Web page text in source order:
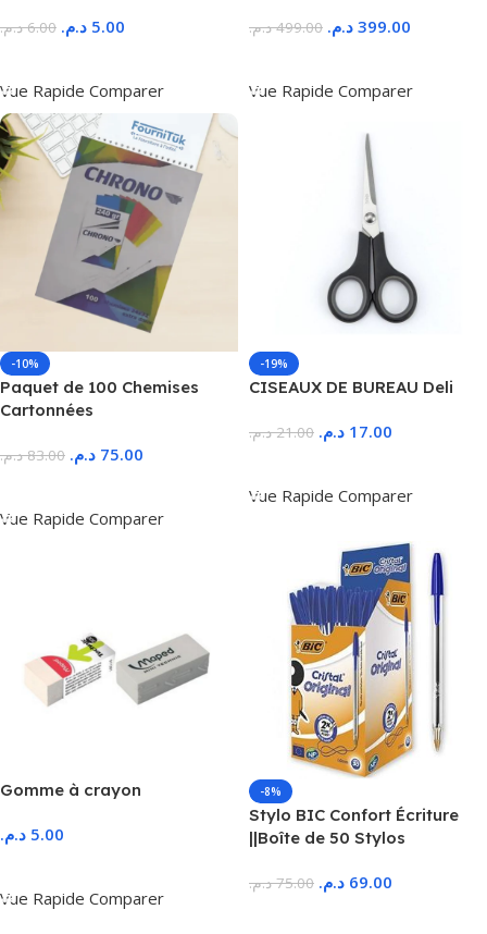
6.00 د.م. 5.00 د.م.
Vue Rapide Comparer
499.00 د.م. 399.00 د.م.
Vue Rapide Comparer
-10%
Paquet de 100 Chemises
Cartonnées
83.00 د.م. 75.00 د.م.
Vue Rapide Comparer
-19%
CISEAUX DE BUREAU Deli
21.00 د.م. 17.00 د.م.
Vue Rapide Comparer
Gomme à crayon
5.00 د.م.
Vue Rapide Comparer
-8%
Stylo BIC Confort Écriture
||Boîte de 50 Stylos
75.00 د.م. 69.00 د.م.